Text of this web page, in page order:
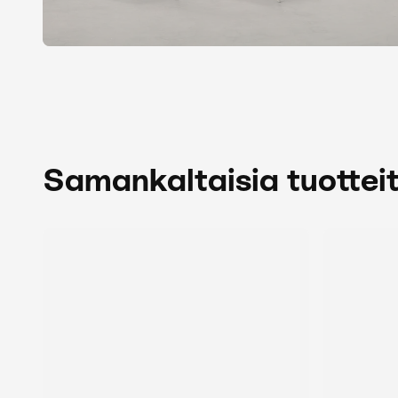
Samankaltaisia